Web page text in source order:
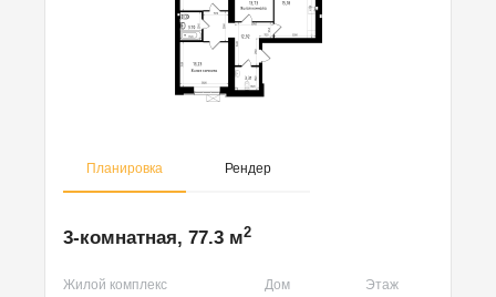
Планировка Рендер
3-комнатная, 77.3 м2
Жилой комплекс Дом
Этаж